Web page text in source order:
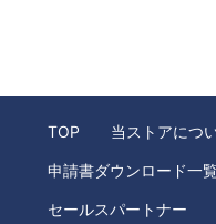
TOP 当ストアにつ
申請書ダウンロード一
セールスパートナー